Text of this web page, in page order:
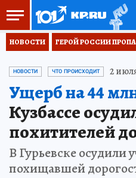
НОВОСТИ ГЕРОЙ РОССИИ
НОВОСТИ ЧТО ПРОИСХОДИТ 2
Ущерб на 44
Кузбассе
похитителей
В Гурьевске осудили
похищавшей